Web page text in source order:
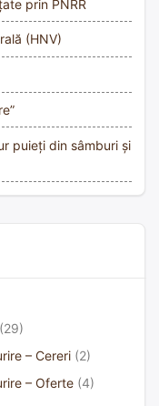
prin PNRR
(HNV)
puieți din sâmburi și
(29)
– Cereri (2)
– Oferte (4)